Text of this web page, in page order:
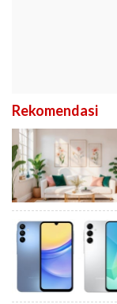
Rekomendasi